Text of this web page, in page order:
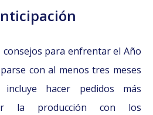
para enfrentar el Año
con al menos tres meses
hacer pedidos más
la producción con los